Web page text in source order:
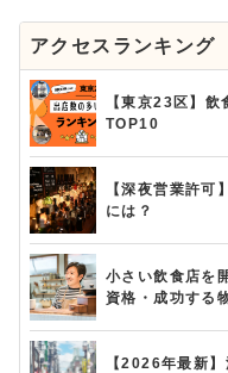
アクセスランキング
【東京23区】
TOP10
【深夜営業許可
には？
小さい飲食店を
資格・成功する
【2026年最新